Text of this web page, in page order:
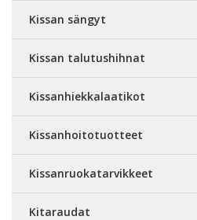
Kissan sängyt
Kissan talutushihnat
Kissanhiekkalaatikot
Kissanhoitotuotteet
Kissanruokatarvikkeet
Kitaraudat